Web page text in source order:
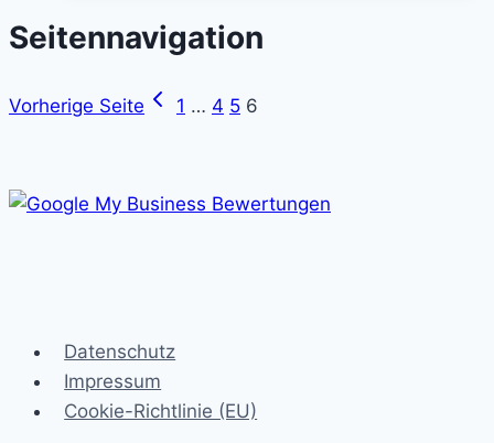
Seitennavigation
Vorherige Seite 1 … 4 5 6
Datenschutz
Impressum
Cookie-Richtlinie (EU)